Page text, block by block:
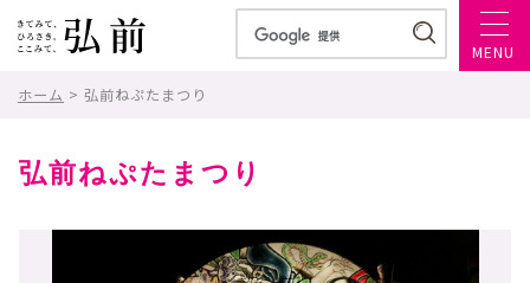
MENU
ホーム > 弘前ねぷたまつり
弘前ねぷたまつり